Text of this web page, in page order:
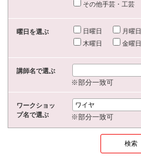
その他手芸・工芸
曜日を選ぶ 日曜日 月曜日
木曜日
金曜日
講師名で選ぶ
※部分一致可
ワークショッ
プ名で選ぶ
※部分一致可